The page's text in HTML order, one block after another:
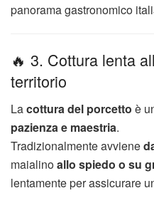
panorama gastronomico
🔥 3. Cottura lenta
territorio
Lacottura del porcetto è
pazienza e maestria.
Tradizionalmente avviene
maialinoallo spiedo o su
lentamente per assicurare